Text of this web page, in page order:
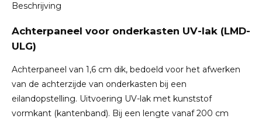
Beschrijving
Achterpaneel voor onderkasten UV-lak (LMD-
ULG)
Achterpaneel van 1,6 cm dik, bedoeld voor het afwerken
van de achterzijde van onderkasten bij een
eilandopstelling. Uitvoering UV-lak met kunststof
vormkant (kantenband). Bij een lengte vanaf 200 cm